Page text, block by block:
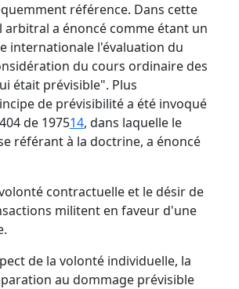
référence. Dans cette
a énoncé comme étant un
internationale l'évaluation du
du cours ordinaire des
était prévisible". Plus
de prévisibilité a été invoqué
de 197514, dans laquelle le
référant à la doctrine, a énoncé
contractuelle et le désir de
militent en faveur d'une
de la volonté individuelle, la
au dommage prévisible